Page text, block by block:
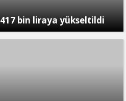
bin liraya yükseltildi